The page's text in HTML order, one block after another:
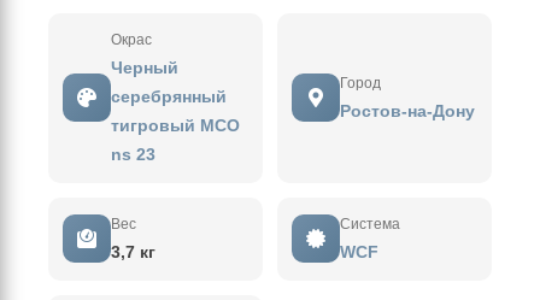
Окрас
Черный
серебрянный
тигровый MCO
ns 23
Город
Ростов-на-Дону
Вес
3,7 кг
Система
WCF